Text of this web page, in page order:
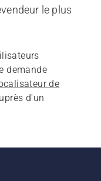
le plus
demande
de
d'un